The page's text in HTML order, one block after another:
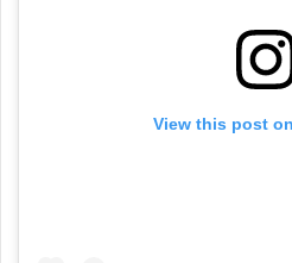
View this post